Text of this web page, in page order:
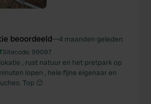
beoordeeld—4 maanden geleden
Sitecode: 99097
, rust natuur en het pretpark op
lopen , hele fijne eigenaar en
Top 😊